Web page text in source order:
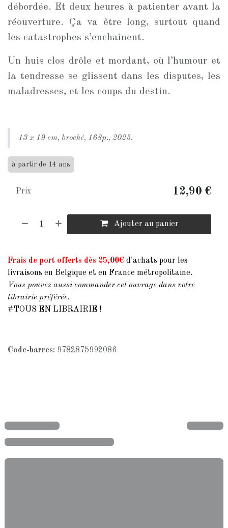
débordée. Et deux heures à patienter avant la
réouverture. Ça va être long, surtout quand
les catastrophes s’enchaînent.
Un huis clos drôle et mordant, où l’humour et
la tendresse se glissent dans les disputes, les
maladresses, et les coups du destin.
13 x 19 cm, broché, 168p., 2025.
à partir de 14 ans
Ajouter au panier
Prix 12,90 €
Frais de port offerts dès 25,00€ d'achats pour les
livraisons en Belgique et en France métropolitaine.
Vous pouvez aussi commander cet ouvrage dans votre
librairie préférée.
#TOUS EN LIBRAIRIE !
Code-barres: 9782875992086